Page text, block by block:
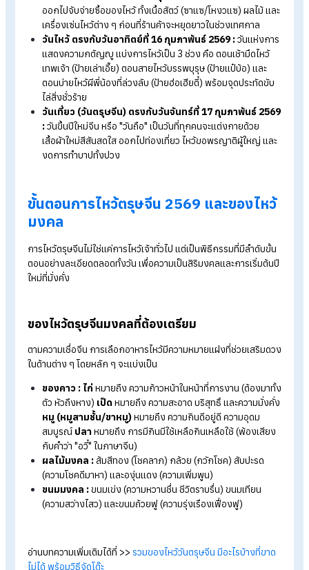
วันจ่าย ตรงกับวันเสาร์ที่ 15 กุมภาพันธ์ 2569 :เป็นวันที่ต้
ออกไปจับจ่ายซื้อของไหว้ ทั้งเนื้อสัตว์ (ซาแซ/โหงวแซ) ผลไม้
วันไหว้ ตรงกับวันอาทิตย์ที่ 16 กุมภาพันธ์ 2569 :
แสดงความกตัญญู แบ่งการไหว้เป็น 3 ช่วง คือ ตอนเช้ามืดไหว้
เทพเจ้า (ป้ายเล่าเอี๊ย) ตอนสายไหว้บรรพบุรุษ (ป้ายแป๋บ้อ) และ
ตอนบ่ายไหว้ผีพี่น้องที่ล่วงลับ (ป้ายฮ่อเฮียตี๋) พร้อมจุดประทัด
ไล่สิ่งชั่วร้าย
วันเที่ยว (วันตรุษจีน) ตรงกับวันจันทร์ที่ 17 กุมภาพันธ์
:วันขึ้นปีใหม่จีน หรือ "วันถือ" เป็นวันที่ทุกคนจะแต่งกายด้วย
เสื้อผ้าใหม่สีสันสดใส ออกไปท่องเที่ยว ไหว้ขอพรญาติผู้ใหญ่ แ
งดการทำบาปทั้งปวง
ขั้นตอนการไหว้ตรุษจีน2569 และของไ
การไหว้ตรุษจีนไม่ใช่แค่การไหว้เจ้าทั่วไป แต่เป็นพิธีกรรมที่มีลำดับ